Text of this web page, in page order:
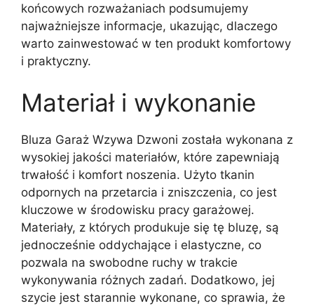
końcowych rozważaniach podsumujemy
najważniejsze informacje, ukazując, dlaczego
warto zainwestować w ten produkt komfortowy
i praktyczny.
Materiał i wykonanie
Bluza Garaż Wzywa Dzwoni została wykonana z
wysokiej jakości materiałów, które zapewniają
trwałość i komfort noszenia. Użyto tkanin
odpornych na przetarcia i zniszczenia, co jest
kluczowe w środowisku pracy garażowej.
Materiały, z których produkuje się tę bluzę, są
jednocześnie oddychające i elastyczne, co
pozwala na swobodne ruchy w trakcie
wykonywania różnych zadań. Dodatkowo, jej
szycie jest starannie wykonane, co sprawia, że